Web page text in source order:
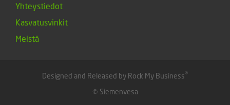
Yhteystiedot
Kasvatusvinkit
Meistä
Designed and Released by Rock My Business®
© Siemenvesa